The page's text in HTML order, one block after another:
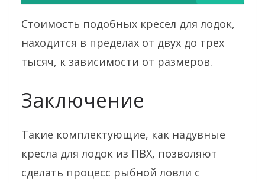
Стоимость подобных кресел для лодок,
находится в пределах от двух до трех
тысяч, к зависимости от размеров.
Заключение
Такие комплектующие, как надувные
кресла для лодок из ПВХ, позволяют
сделать процесс рыбной ловли с